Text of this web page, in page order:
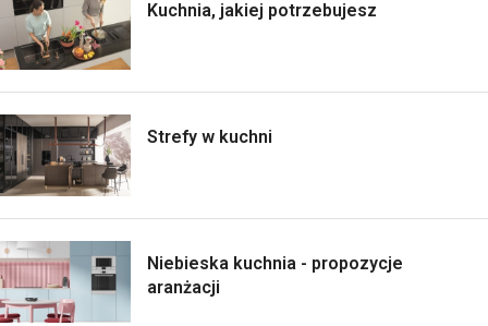
Kuchnia, jakiej potrzebujesz
Strefy w kuchni
Niebieska kuchnia - propozycje
aranżacji